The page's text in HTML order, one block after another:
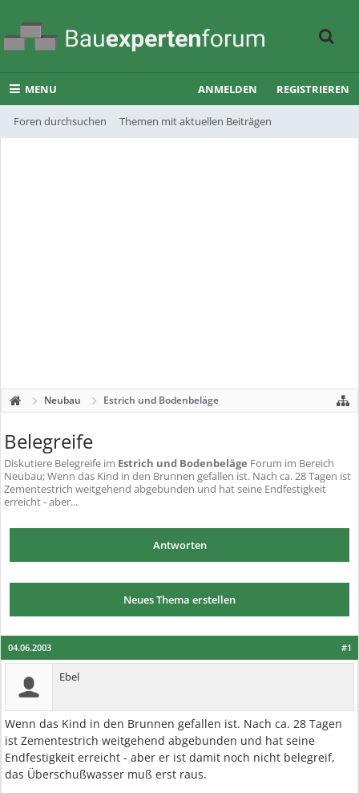
MENU
Foren durchsuchen Themen mit aktuellen Beiträgen
ANMELDEN REGISTRIEREN
Neubau Estrich und Bodenbeläge
Belegreife
Diskutiere Belegreife im Estrich und Bodenbeläge Forum im Bereich
Neubau; Wenn das Kind in den Brunnen gefallen ist. Nach ca. 28 Tagen ist
Zementestrich weitgehend abgebunden und hat seine Endfestigkeit
erreicht - aber...
Antworten
Neues Thema erstellen
#1
04.06.2003
Ebel
Wenn das Kind in den Brunnen gefallen ist. Nach ca. 28 Tagen
ist Zementestrich weitgehend abgebunden und hat seine
Endfestigkeit erreicht - aber er ist damit noch nicht belegreif,
das Überschußwasser muß erst raus.